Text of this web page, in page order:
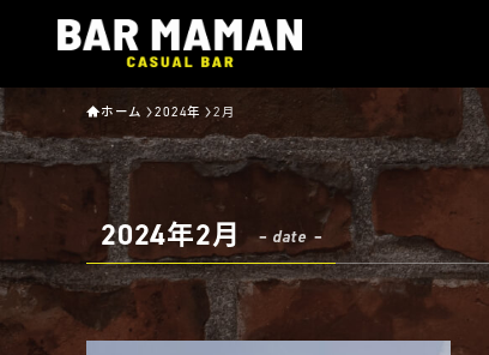
ホーム 2024年 2月
2024年2月 – date –